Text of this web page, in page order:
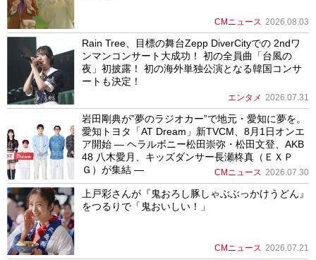
CMニュース 2026.08.03
Rain Tree、目標の舞台Zepp DiverCityでの 2ndワ
ンマンコンサート大成功！ 初の全員曲「台風の
夜」初披露！ 初の海外単独公演となる韓国コンサ
ートも決定！
エンタメ 2026.07.31
岩田剛典が”夢のラジオカー”で地元・愛知に夢を。
愛知トヨタ「AT Dream」新TVCM、8月1日オンエ
ア開始 ― ヘラルボニー松田崇弥・松田文登、AKB
48 八木愛月、キッズダンサー長瀬柊真（ＥＸＰ
Ｇ）が集結 ―
CMニュース 2026.07.30
上戸彩さんが『鬼おろし豚しゃぶぶっかけうどん』
をつるりで「鬼おいしい！」
CMニュース 2026.07.21